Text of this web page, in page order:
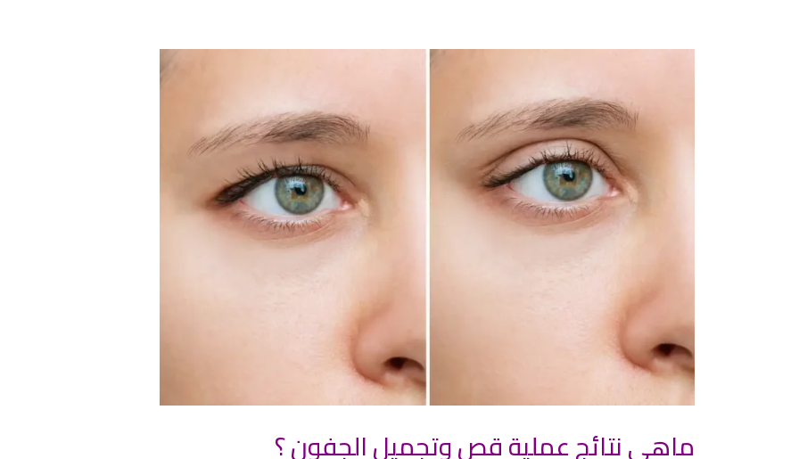
ماهى نتائج عملية قص وتجميل الجفون؟